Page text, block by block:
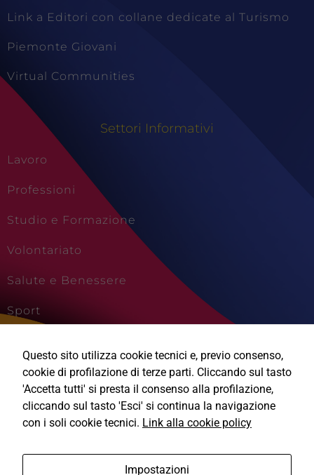
Link a Editori con collane dedicate al Turismo
Piemonte Giovani
Virtual Communities
Settori Informativi
Lavoro
Professioni
Studio e Formazione
Volontariato
Salute e Benessere
Sport
Viaggi e Vacanze
Ⓒ2026, Technical Design s.r.l.
Questo sito utilizza cookie tecnici e, previo consenso,
cookie di profilazione di terze parti. Cliccando sul tasto
'Accetta tutti' si presta il consenso alla profilazione,
cliccando sul tasto 'Esci' si continua la navigazione
con i soli cookie tecnici. Link alla cookie policy
Impostazioni
funzionamento
del sito e non
possono
non
raccolgono
informazioni
personali.